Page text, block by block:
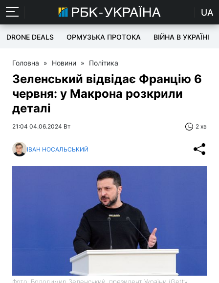
UA
DRONE DEALS ОРМУЗЬКА ПРОТОКА ВІЙНА В УКРАЇНІ
Головна » Новини » Політика
Зеленський відвідає Францію 6
червня: у Макрона розкрили
деталі
21:04 04.06.2024 Вт 2 хв
ІВАН НОСАЛЬСЬКИЙ